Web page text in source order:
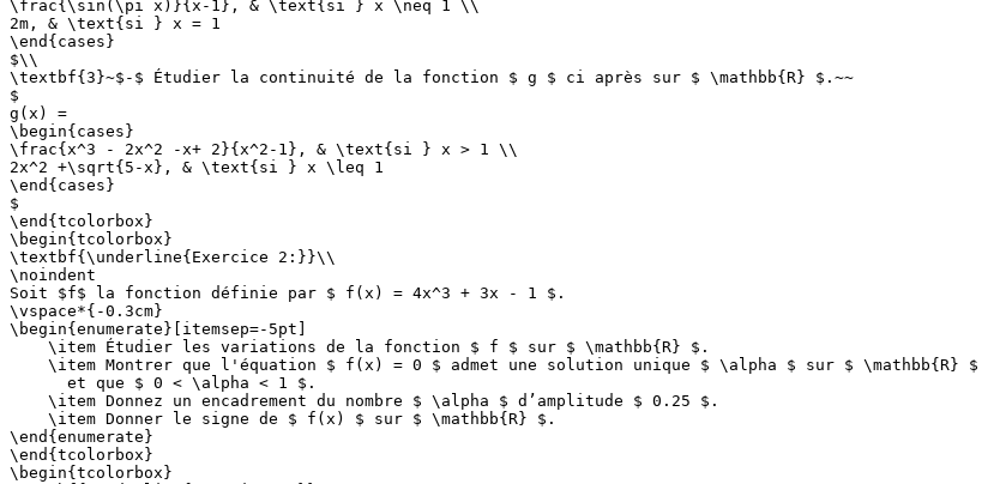
\frac{\sin(\pi x)}{x-1}, & \text{si } x \neq 1 \\
2m, & \text{si } x = 1
\end{cases}
$\\
\textbf{3}~$-$ Étudier la continuité de la fonction $ g $ ci après sur $ \mathbb{R} $.~~
$
g(x) =
\begin{cases}
\frac{x^3 - 2x^2 -x+ 2}{x^2-1}, & \text{si } x > 1 \\
2x^2 +\sqrt{5-x}, & \text{si } x \leq 1
\end{cases}
$
\end{tcolorbox}
\begin{tcolorbox}
\textbf{\underline{Exercice 2:}}\\
\noindent
Soit $f$ la fonction définie par $ f(x) = 4x^3 + 3x - 1 $.
\vspace*{-0.3cm}
\begin{enumerate}[itemsep=-5pt]
    \item Étudier les variations de la fonction $ f $ sur $ \mathbb{R} $.
    \item Montrer que l'équation $ f(x) = 0 $ admet une solution unique $ \alpha $ sur $ \mathbb{R} $
      et que $ 0 < \alpha < 1 $.
    \item Donnez un encadrement du nombre $ \alpha $ d’amplitude $ 0.25 $.
    \item Donner le signe de $ f(x) $ sur $ \mathbb{R} $.
\end{enumerate}
\end{tcolorbox}
\begin{tcolorbox}